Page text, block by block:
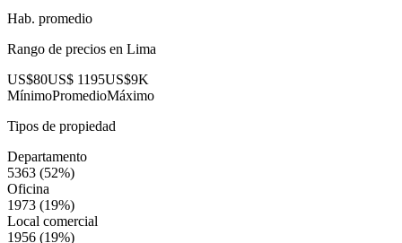
Hab. promedio
Rango de precios en Lima
US$80US$ 1195US$9K
MínimoPromedioMáximo
Tipos de propiedad
Departamento
5363 (52%)
Oficina
1973 (19%)
Local comercial
1956 (19%)